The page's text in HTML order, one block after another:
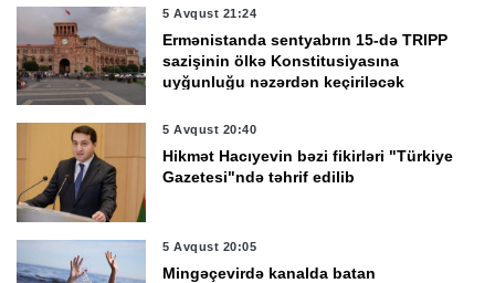
5 Avqust 21:24
Ermənistanda sentyabrın 15-də TRIPP
sazişinin ölkə Konstitusiyasına
uyğunluğu nəzərdən keçiriləcək
5 Avqust 20:40
Hikmət Hacıyevin bəzi fikirləri "Türkiye
Gazetesi"ndə təhrif edilib
5 Avqust 20:05
Mingəçevirdə kanalda batan